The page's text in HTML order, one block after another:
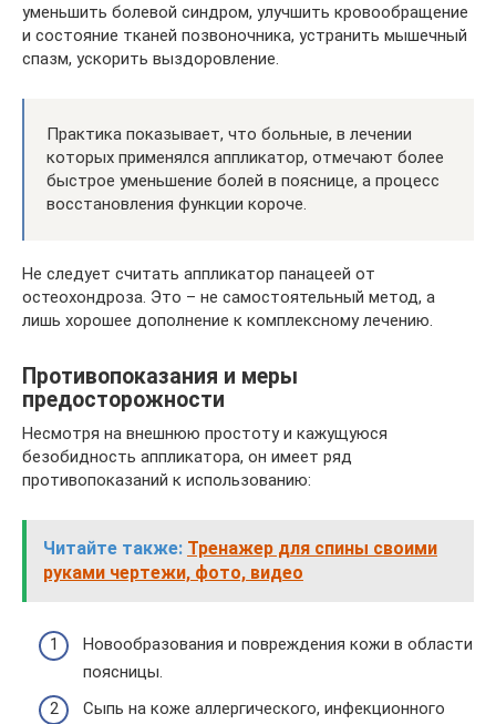
уменьшить болевой синдром, улучшить кровообращение
и состояние тканей позвоночника, устранить мышечный
спазм, ускорить выздоровление.
Практика показывает, что больные, в лечении
которых применялся аппликатор, отмечают более
быстрое уменьшение болей в пояснице, а процесс
восстановления функции короче.
Не следует считать аппликатор панацеей от
остеохондроза. Это – не самостоятельный метод, а
лишь хорошее дополнение к комплексному лечению.
Противопоказания и меры
предосторожности
Несмотря на внешнюю простоту и кажущуюся
безобидность аппликатора, он имеет ряд
противопоказаний к использованию:
Читайте также: Тренажер для спины своими
руками чертежи, фото, видео
Новообразования и повреждения кожи в области
поясницы.
Сыпь на коже аллергического, инфекционного